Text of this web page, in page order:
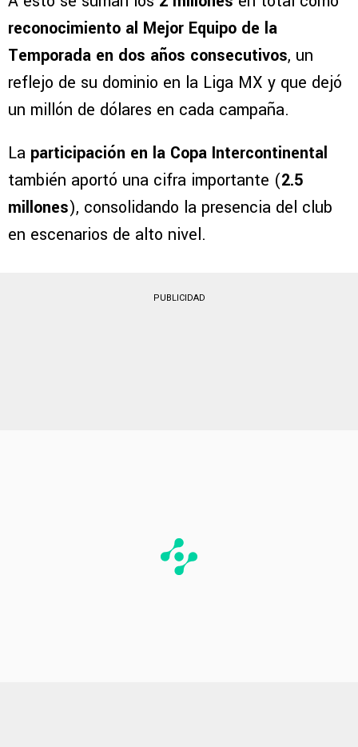
internacional.
A esto se suman los
2 millones en total como
reconocimiento al Mejor Equipo de la
Temporada en dos años consecutivos
reflejo de su dominio en la Liga MX y que dejó
un millón de dólares en cada campaña.
participación en la Copa Intercontinental
en escenarios de alto nivel.